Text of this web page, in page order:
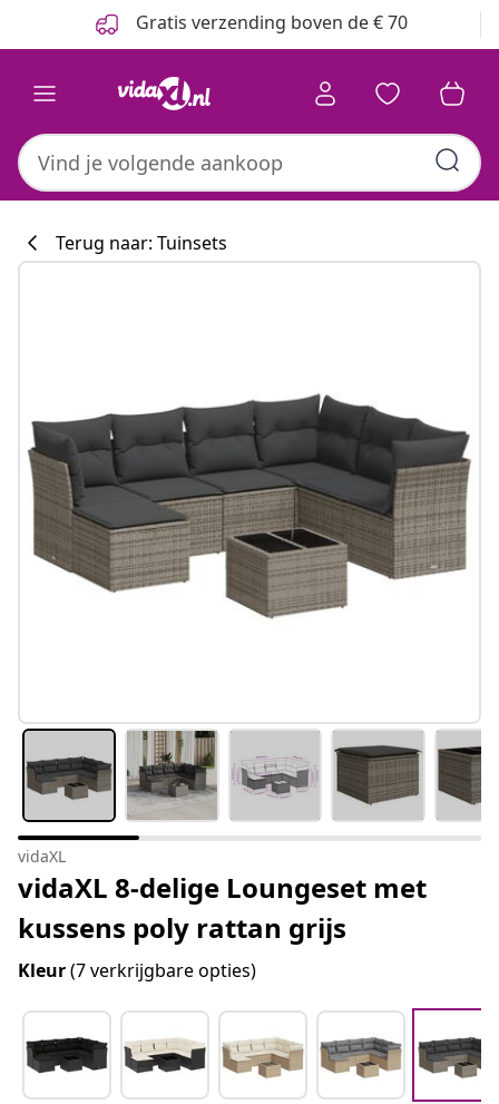
Gratis verzending boven de € 70
Terug naar: Tuinsets
vidaXL
vidaXL 8-delige Loungeset met
kussens poly rattan grijs
Kleur(7 verkrijgbare opties)